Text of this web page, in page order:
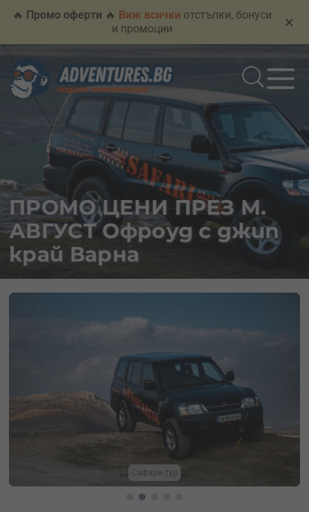
🔥 Промо оферти 🔥 Виж всички отстъпки, бонуси
и промоции
×
ПРОМО ЦЕНИ ПРЕЗ М.
АВГУСТ Офроуд с джип
край Варна
Сафари тур